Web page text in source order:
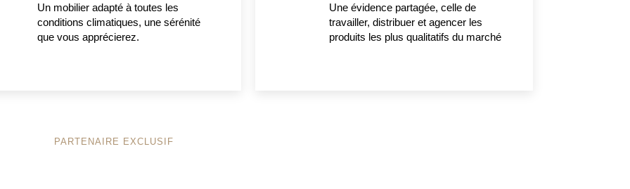
Un mobilier adapté à toutes les
conditions climatiques, une sérénité
que vous apprécierez.
Une évidence partagée, celle de
travailler, distribuer et agencer les
produits les plus qualitatifs du marché
PARTENAIRE EXCLUSIF